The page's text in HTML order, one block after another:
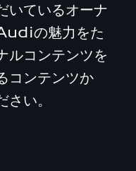
いているオーナ
の魅力をた
ルコンテンツを
コンテンツか
い。